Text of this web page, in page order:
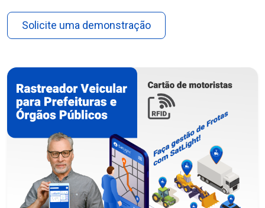
Solicite uma demonstração